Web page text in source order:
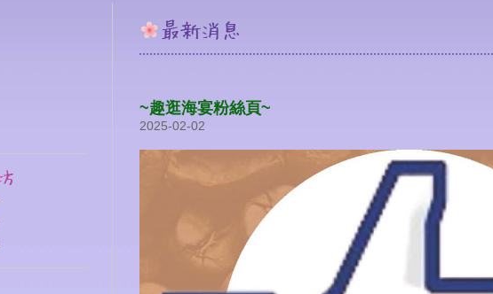
~趣逛海宴粉絲頁~
2025-02-02